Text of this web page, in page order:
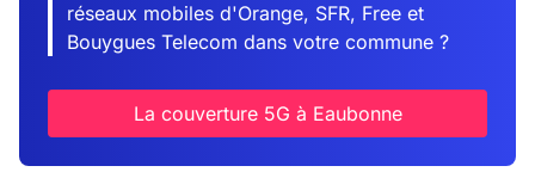
réseaux mobiles d'Orange, SFR, Free et
Bouygues Telecom dans votre commune ?
La couverture 5G à Eaubonne